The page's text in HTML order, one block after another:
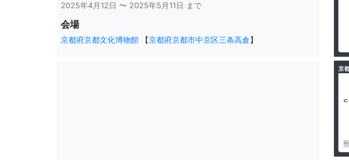
2025年4月12日 〜 2025年5月11日 まで
会場
京都府京都文化博物館 【京都府京都市中京区三条高倉】
京